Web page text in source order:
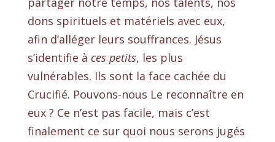
dons spirituels et matériels avec eux,
afin d’alléger leurs souffrances. Jésus
s’identifie à ces petits, les plus
vulnérables. Ils sont la face cachée du
Crucifié. Pouvons-nous Le reconnaître en
eux ? Ce n’est pas facile, mais c’est
finalement ce sur quoi nous serons jugés